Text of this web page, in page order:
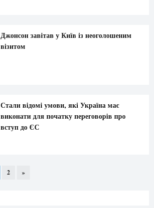
Джонсон завітав у Київ із неоголошеним
візитом
Стали відомі умови, які Україна має
виконати для початку переговорів про
вступ до ЄС
2 »